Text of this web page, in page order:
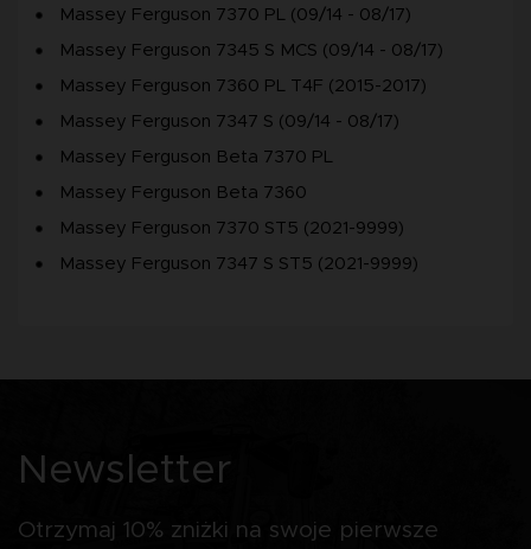
Massey Ferguson 7370 PL (09/14 - 08/17)
Massey Ferguson 7345 S MCS (09/14 - 08/17)
Massey Ferguson 7360 PL T4F (2015-2017)
Massey Ferguson 7347 S (09/14 - 08/17)
Massey Ferguson Beta 7370 PL
Massey Ferguson Beta 7360
Massey Ferguson 7370 ST5 (2021-9999)
Massey Ferguson 7347 S ST5 (2021-9999)
Newsletter
Otrzymaj 10% zniżki na swoje pierwsze